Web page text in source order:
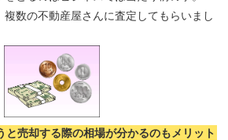
数の不動産屋さんに査定してもらいまし
と売却する際の相場が分かるのもメリット